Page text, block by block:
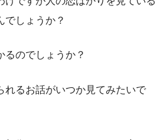
でしょうか？
るのでしょうか？
れるお話がいつか見てみたいで